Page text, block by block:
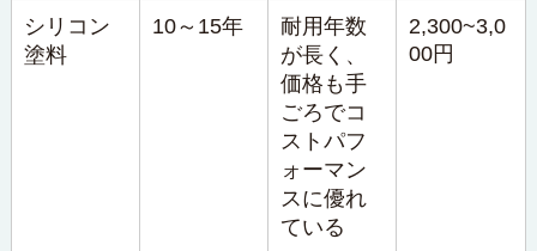
シリコン
塗料
10～15年
耐用年数
が長く、
価格も手
ごろでコ
ストパフ
ォーマン
スに優れ
ている
2,300~3,0
00円